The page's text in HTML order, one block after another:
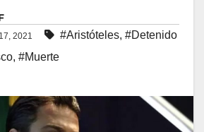
2021 #Aristóteles, #Detenido
, #Muerte